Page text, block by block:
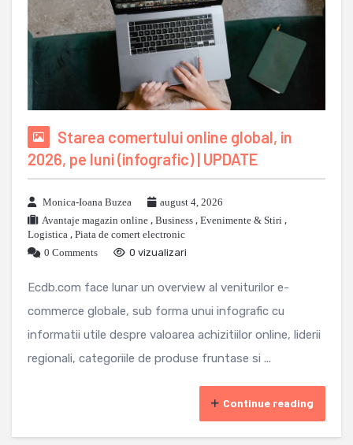
Starea comertului online global, in
2026, pe luni (infografic) | UPDATE
Monica-Ioana Buzea
august 4, 2026
Avantaje magazin online , Business , Evenimente & Stiri ,
Logistica , Piata de comert electronic
0 Comments
0 vizualizari
Ecdb.com face lunar un overview al veniturilor e-
commerce globale, sub forma unui infografic cu
informatii utile despre valoarea achizitiilor online, liderii
regionali, categoriile de produse fruntase si ...
Continue reading